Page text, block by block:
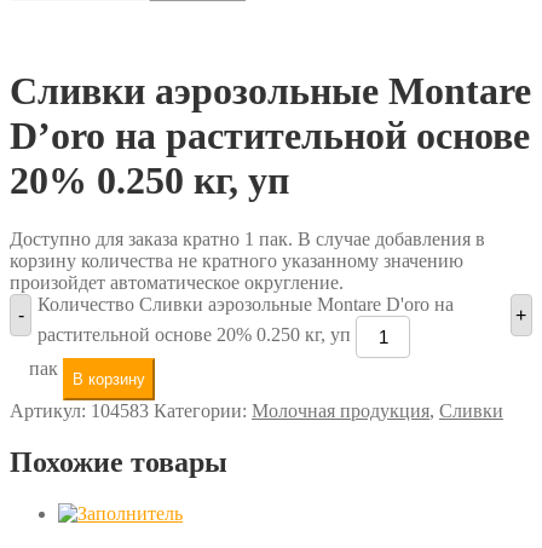
Сливки аэрозольные Montare
D’oro на растительной основе
20% 0.250 кг, уп
Доступно для заказа кратно 1 пак. В случае добавления в
корзину количества не кратного указанному значению
произойдет автоматическое округление.
-
Количество Сливки аэрозольные Montare D'oro на
растительной основе 20% 0.250 кг, уп
+
пак
В корзину
Артикул: 104583 Категории: Молочная продукция, Сливки
Похожие товары